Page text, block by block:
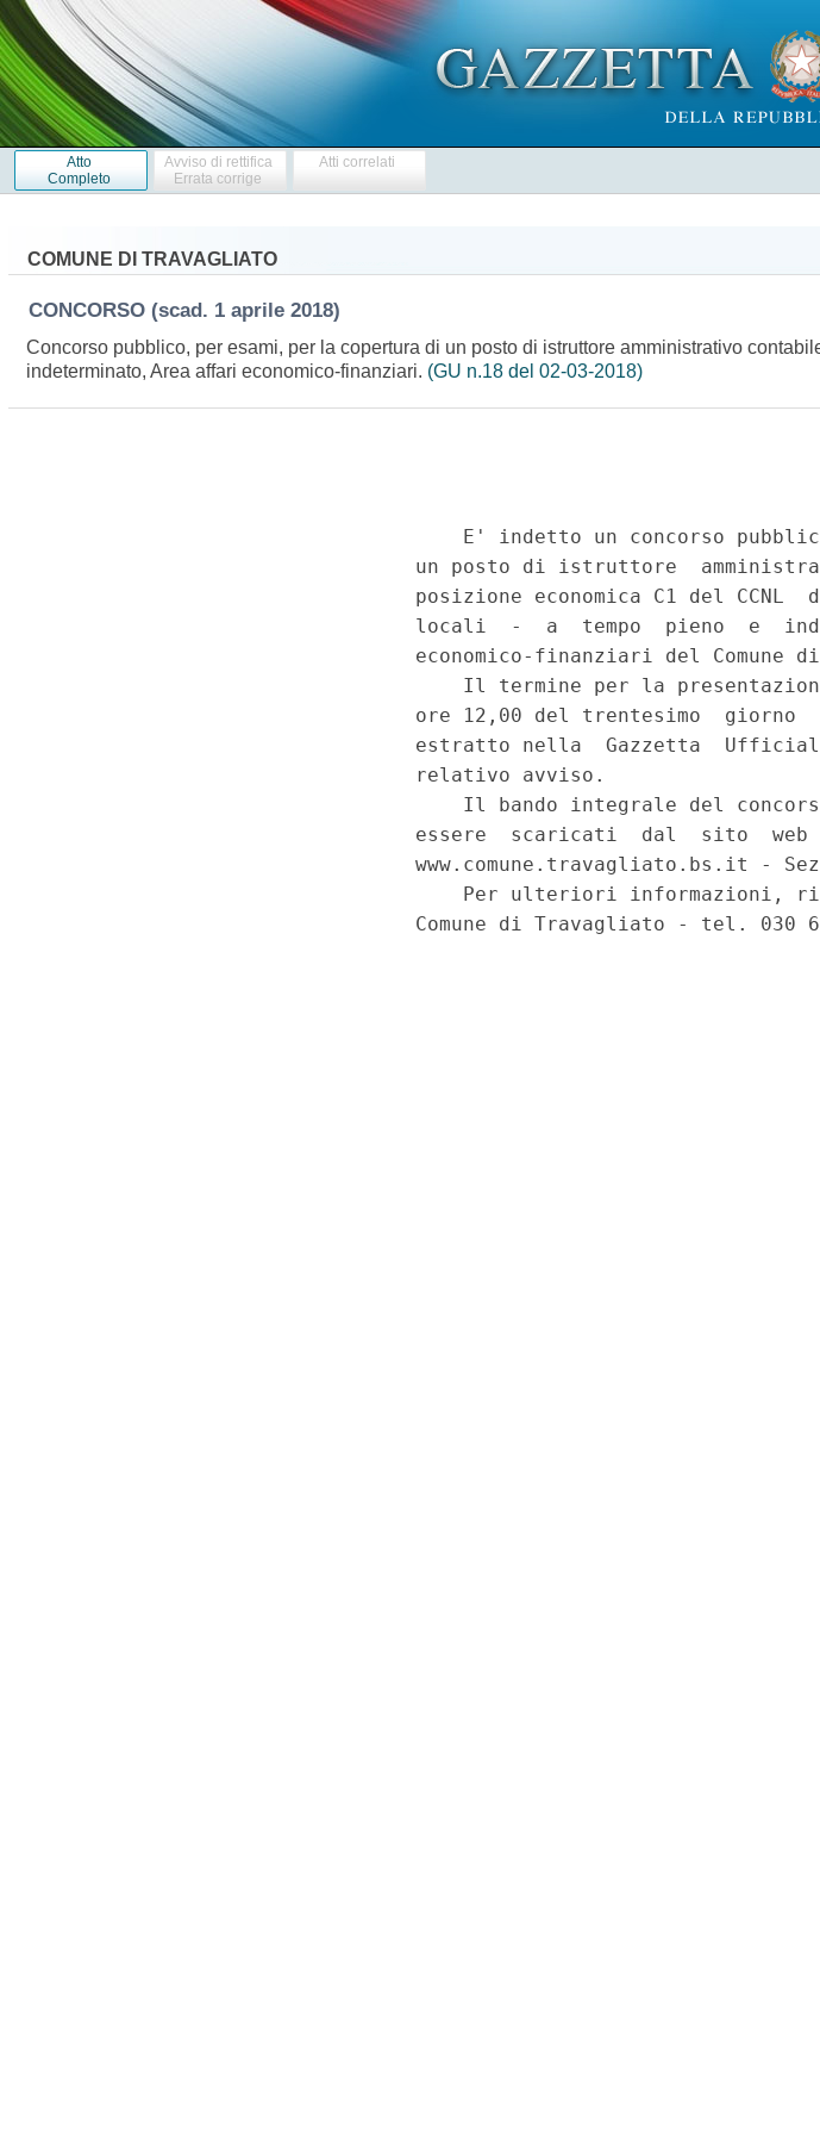
Atto
Completo
Avviso di rettifica
Errata corrige
Atti correlati
COMUNE DI TRAVAGLIATO
CONCORSO (scad. 1 aprile 2018)
Concorso pubblico, per esami, per la copertura di un posto di istruttore amministrativo
indeterminato, Area affari economico-finanziari. (GU n.18 del 02-03-2018)